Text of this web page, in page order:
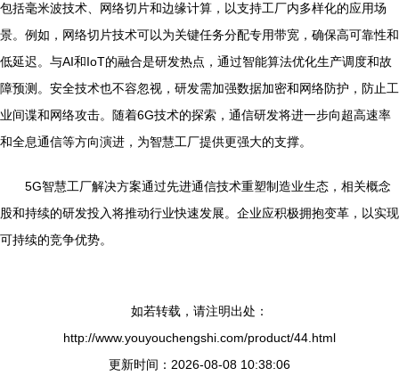
包括毫米波技术、网络切片和边缘计算，以支持工厂内多样化的应用场
景。例如，网络切片技术可以为关键任务分配专用带宽，确保高可靠性和
低延迟。与AI和IoT的融合是研发热点，通过智能算法优化生产调度和故
障预测。安全技术也不容忽视，研发需加强数据加密和网络防护，防止工
业间谍和网络攻击。随着6G技术的探索，通信研发将进一步向超高速率
和全息通信等方向演进，为智慧工厂提供更强大的支撑。
5G智慧工厂解决方案通过先进通信技术重塑制造业生态，相关概念
股和持续的研发投入将推动行业快速发展。企业应积极拥抱变革，以实现
可持续的竞争优势。
如若转载，请注明出处：
http://www.youyouchengshi.com/product/44.html
更新时间：2026-08-08 10:38:06